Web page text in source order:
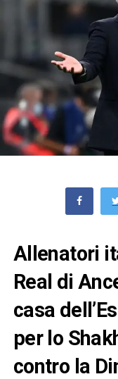
Allenatori
Real di
casa
per lo
contro la